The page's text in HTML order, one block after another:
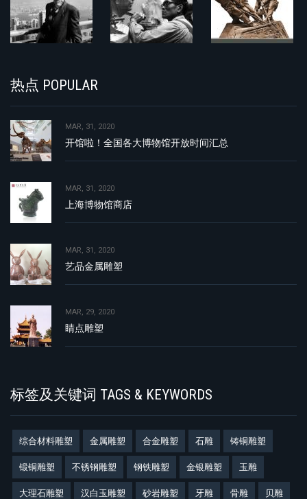
热点 POPULAR
MAR, 31, 2020
开馆啦！全国各大博物馆开放时间汇总
MAR, 31, 2020
上海博物馆商店
MAR, 31, 2020
艺品金属雕塑
MAR, 29, 2020
睛点雕塑
标签及关键词 TAGS & KEYWORDS
综合材料雕塑 金属雕塑 合金雕塑 石雕 铸铜雕塑
锻铜雕塑 不锈钢雕塑 钢铁雕塑 金银雕塑 玉雕
大理石雕塑 汉白玉雕塑 砂岩雕塑 牙雕 骨雕 贝雕